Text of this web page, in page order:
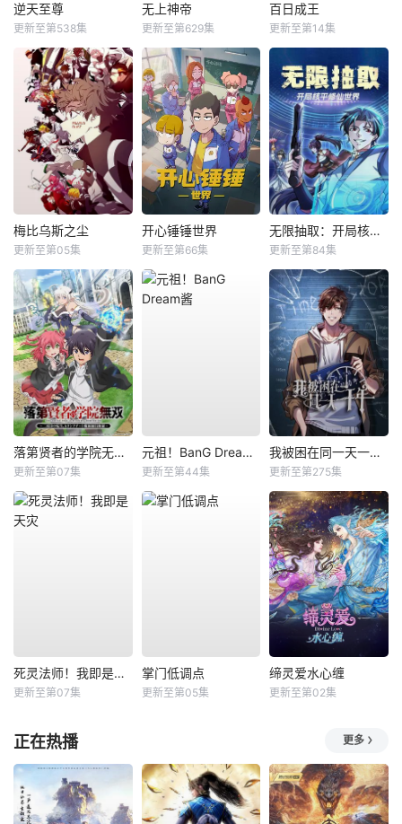
逆天至尊
更新至第538集
无上神帝
更新至第629集
百日成王
更新至第14集
梅比乌斯之尘
更新至第05集
开心锤锤世界
更新至第66集
无限抽取：开局核平修仙世界动态漫
更新至第84集
落第贤者的学院无双第二回转生，S等级作弊魔术师冒险记
更新至第07集
元祖！BanG Dream酱
更新至第44集
我被困在同一天一千年动态漫
更新至第275集
死灵法师！我即是天灾
更新至第07集
掌门低调点
更新至第05集
缔灵爱水心缠
更新至第02集
正在热播 更多